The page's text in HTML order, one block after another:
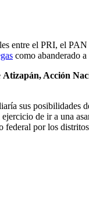
entre el PRI, el
como abanderado a
Atizapán, Acción
sus posibilidades
de ir a una
por los